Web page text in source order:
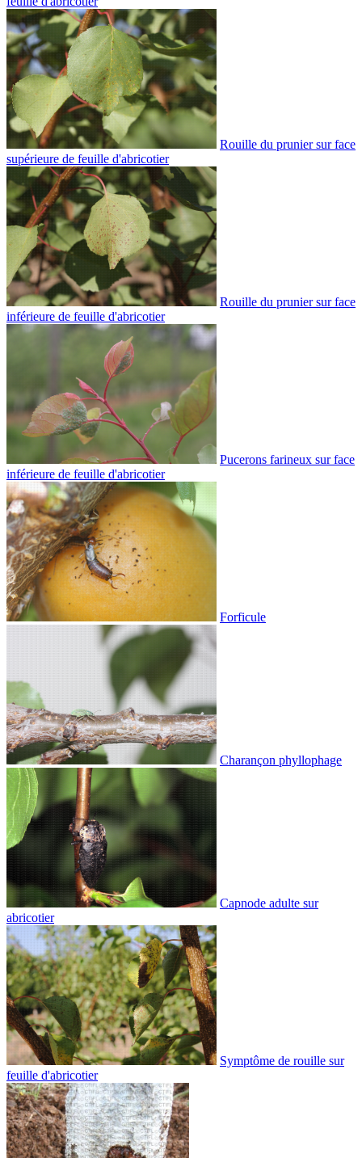
Rouille du prunier sur face
supérieure de feuille d'abricotier
Rouille du prunier sur face
inférieure de feuille d'abricotier
Pucerons farineux sur face
inférieure de feuille d'abricotier
Forficule
Charançon phyllophage
Capnode adulte sur
abricotier
Symptôme de rouille sur
feuille d'abricotier